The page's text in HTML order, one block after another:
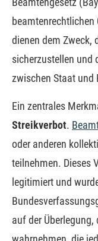
beamtenrechtlichen
dienen dem Zweck,
sicherzustellen und
zwischen Staat und
Ein zentrales
Streikverbot.
oder anderen
teilnehmen. Dieses
legitimiert und
auf der